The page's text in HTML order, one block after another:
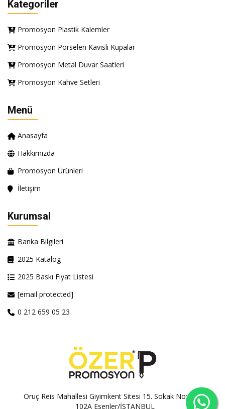
Kategoriler
Promosyon Plastik Kalemler
Promosyon Porselen Kavisli Kupalar
Promosyon Metal Duvar Saatleri
Promosyon Kahve Setleri
Menü
Anasayfa
Hakkımızda
Promosyon Ürünleri
İletişim
Kurumsal
Banka Bilgileri
2025 Katalog
2025 Baskı Fiyat Listesi
[email protected]
0 212 659 05 23
Oruç Reis Mahallesi Giyimkent Sitesi 15. Sokak No:100A-
102A Esenler/İSTANBUL